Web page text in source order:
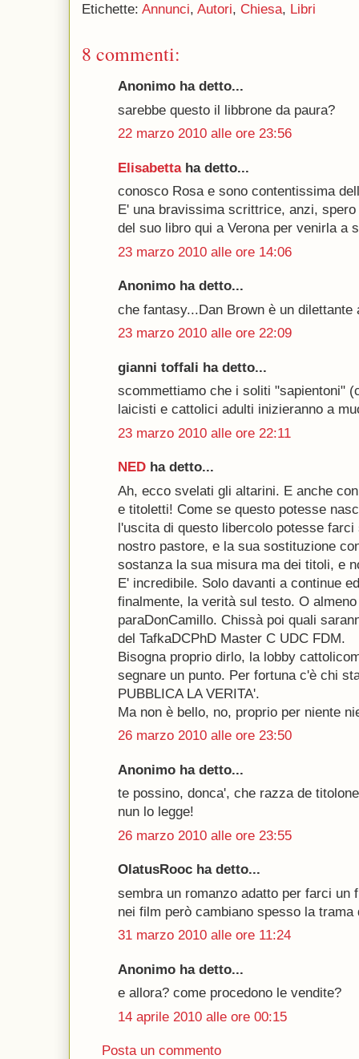
Etichette: Annunci, Autori, Chiesa, Libri
8 commenti:
Anonimo ha detto...
sarebbe questo il libbrone da paura?
22 marzo 2010 alle ore 23:56
Elisabettaha detto...
conosco Rosa e sono contentissima
E' una bravissima scrittrice, anzi,
del suo libro qui a Verona per venirla a
23 marzo 2010 alle ore 14:06
Anonimo ha detto...
che fantasy...Dan Brown è un dilettante
23 marzo 2010 alle ore 22:09
gianni toffali ha detto...
scommettiamo che i soliti "sapientoni"
laicisti e cattolici adulti inizieranno a
23 marzo 2010 alle ore 22:11
NED ha detto...
Ah, ecco svelati gli altarini. E anche
e titoletti! Come se questo potesse
l'uscita di questo libercolo potesse
nostro pastore, e la sua sostituzione
sostanza la sua misura ma dei titoli, e
E' incredibile. Solo davanti a continue
finalmente, la verità sul testo. O
paraDonCamillo. Chissà poi quali
del TafkaDCPhD Master C UDC FDM.
Bisogna proprio dirlo, la lobby
segnare un punto. Per fortuna c'è chi
PUBBLICA LA VERITA'.
Ma non è bello, no, proprio per niente
26 marzo 2010 alle ore 23:50
Anonimo ha detto...
te possino, donca', che razza de
nun lo legge!
26 marzo 2010 alle ore 23:55
OlatusRooc ha detto...
sembra un romanzo adatto per farci un
nei film però cambiano spesso la trama
31 marzo 2010 alle ore 11:24
Anonimo ha detto...
e allora? come procedono le vendite?
14 aprile 2010 alle ore 00:15
Posta un commento